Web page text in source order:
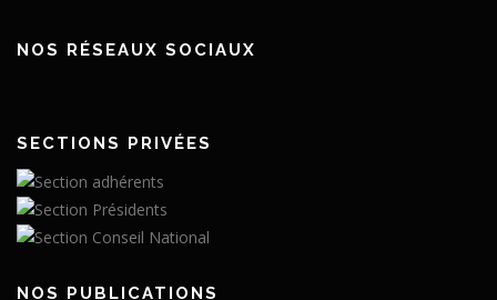
NOS RÉSEAUX SOCIAUX
SECTIONS PRIVÉES
NOS PUBLICATIONS